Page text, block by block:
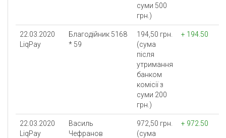
суми 500
грн.)
22.03.2020
LiqPay
Благодійник 5168
* 59
194,50 грн.
(сума
після
утримання
банком
комісії з
суми 200
грн.)
+ 194.50
22.03.2020
LiqPay
Василь
Чефранов
972,50 грн.
(сума
+ 972.50